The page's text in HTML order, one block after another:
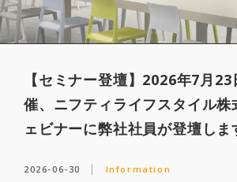
【セミナー登壇】2026年7月
催、ニフティライフスタイル株
ェビナーに弊社社員が登壇しま
2026-06-30 Information